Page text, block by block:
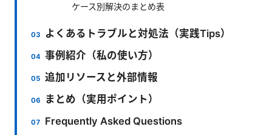
ケース別解決のまとめ表
よくあるトラブルと対処法（実践Tips）
事例紹介（私の使い方）
追加リソースと外部情報
まとめ（実用ポイント）
Frequently Asked Questions